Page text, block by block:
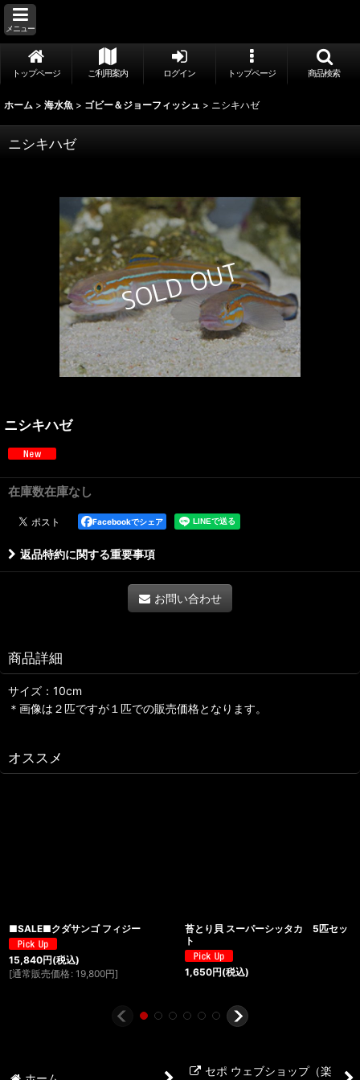
メニュー
トップページ ご利用案内 ログイン トップページ 商品検索
ホーム > 海水魚 > ゴビー＆ジョーフィッシュ > ニシキハゼ
ニシキハゼ
ニシキハゼ
在庫数在庫なし
Facebookでシェア
返品特約に関する重要事項
お問い合わせ
商品詳細
サイズ：10cm
＊画像は２匹ですが１匹での販売価格となります。
オススメ
■SALE■クダサンゴ フィジー
15,840円(税込)
[通常販売価格 : 19,800円]
苔とり貝 スーパーシッタカ 5匹セッ
ト
1,650円(税込)
セポ ウェブショップ（楽